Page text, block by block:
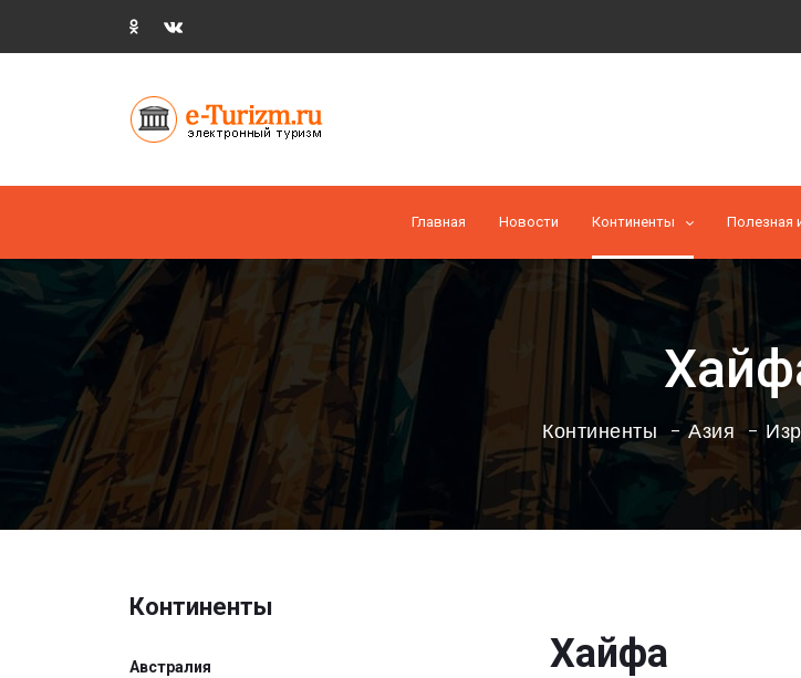
Главная Новости Континенты Полезная
Континенты Азия
Хайфа
Континенты
Австралия